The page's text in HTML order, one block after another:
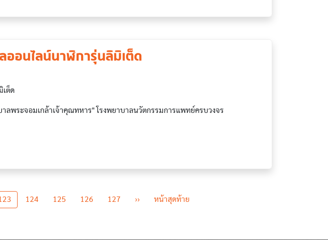
ออนไลน์นาฬิการุ่นลิมิเต็ด
เต็ด
าลพระจอมเกล้าเจ้าคุณทหาร" โรงพยาบาลนวัตกรรมการแพทย์ครบวงจร
124 125 126 127 ››Next page
หน้าสุดท้าย